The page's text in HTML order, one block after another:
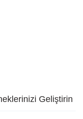
Geliştirin